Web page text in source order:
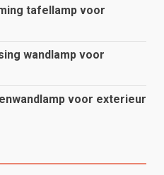
tafellamp voor
wandlamp voor
voor exterieur